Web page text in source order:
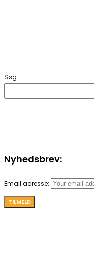
Søg
Nyhedsbrev:
Email adresse: